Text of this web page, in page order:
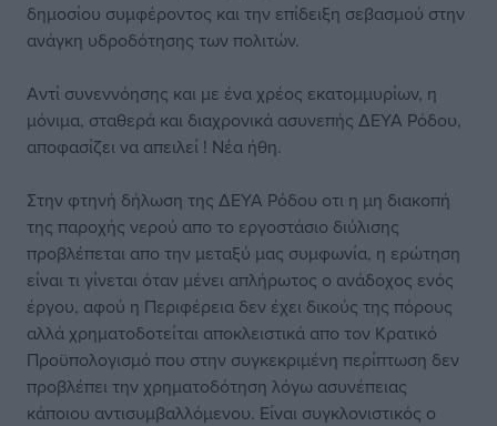
δημοσίου συμφέροντος και την επίδειξη σεβασμού στην
ανάγκη υδροδότησης των πολιτών.
Αντί συνεννόησης και με ένα χρέος εκατομμυρίων, η
μόνιμα, σταθερά και διαχρονικά ασυνεπής ΔΕΥΑ Ρόδου,
αποφασίζει να απειλεί ! Νέα ήθη.
Στην φτηνή δήλωση της ΔΕΥΑ Ρόδου οτι η μη διακοπή
της παροχής νερού απο το εργοστάσιο διύλισης
προβλέπεται απο την μεταξύ μας συμφωνία, η ερώτηση
είναι τι γίνεται όταν μένει απλήρωτος ο ανάδοχος ενός
έργου, αφού η Περιφέρεια δεν έχει δικούς της πόρους
αλλά χρηματοδοτείται αποκλειστικά απο τον Κρατικό
Προϋπολογισμό που στην συγκεκριμένη περίπτωση δεν
προβλέπει την χρηματοδότηση λόγω ασυνέπειας
κάποιου αντισυμβαλλόμενου. Είναι συγκλονιστικός ο